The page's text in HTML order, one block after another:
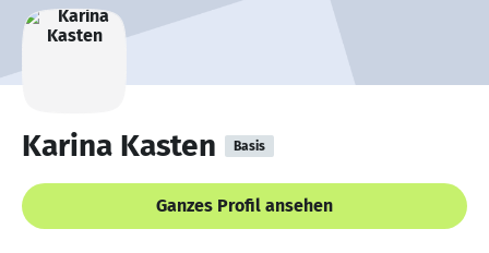
Karina Kasten Basis
Ganzes Profil ansehen